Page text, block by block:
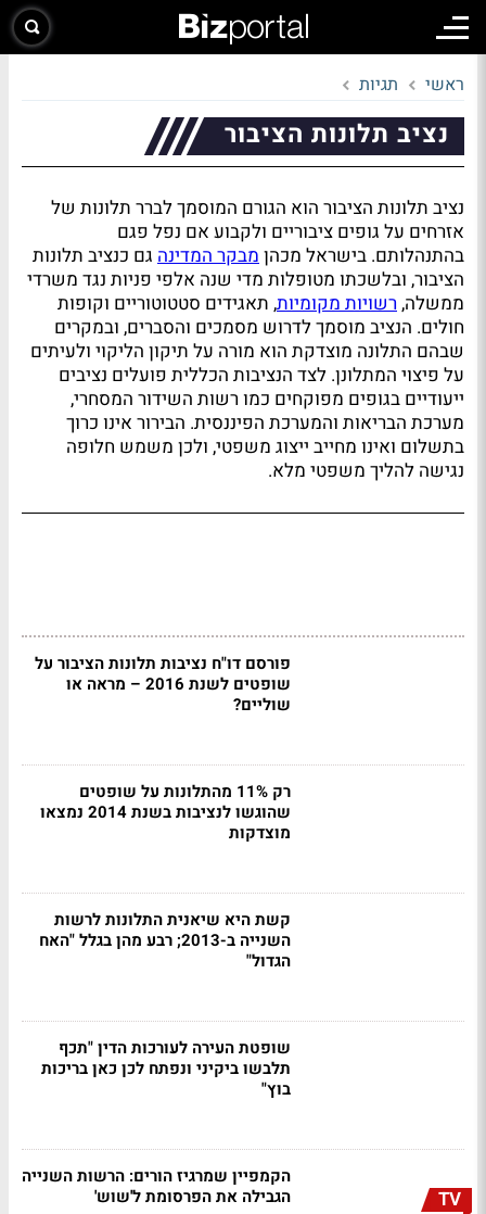
ראשי תגיות
נציב תלונות הציבור
נציב תלונות הציבור הוא הגורם המוסמך לברר תלונות של
אזרחים על גופים ציבוריים ולקבוע אם נפל פגם
בהתנהלותם. בישראל מכהןמבקר המדינה גם כנציב תלונות
הציבור, ובלשכתו מטופלות מדי שנה אלפי פניות נגד משרדי
ממשלה,רשויות מקומיות, תאגידים סטטוטוריים וקופות
חולים. הנציב מוסמך לדרוש מסמכים והסברים, ובמקרים
שבהם התלונה מוצדקת הוא מורה על תיקון הליקוי ולעיתים
על פיצוי המתלונן. לצד הנציבות הכללית פועלים נציבים
ייעודיים בגופים מפוקחים כמו רשות השידור המסחרי,
מערכת הבריאות והמערכת הפיננסית. הבירור אינו כרוך
בתשלום ואינו מחייב ייצוג משפטי, ולכן משמש חלופה
נגישה להליך משפטי מלא.
פורסם דו"ח נציבות תלונות הציבור על
שופטים לשנת 2016 – מראה או
שוליים?
רק 11% מהתלונות על שופטים
שהוגשו לנציבות בשנת 2014 נמצאו
מוצדקות
קשת היא שיאנית התלונות לרשות
השנייה ב-2013; רבע מהן בגלל "האח
הגדול"
שופטת העירה לעורכות הדין "תכף
תלבשו ביקיני ונפתח לכן כאן בריכות
בוץ"
TV
הקמפיין שמרגיז הורים: הרשות השנייה
הגבילה את הפרסומת ל'שוש'